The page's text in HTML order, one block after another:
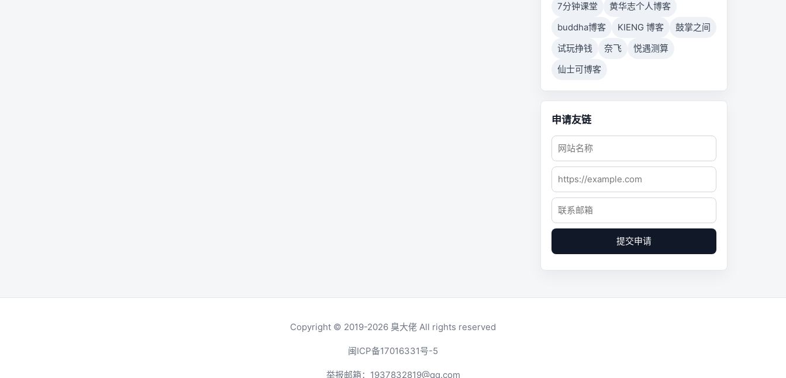
7分钟课堂
黄华志个人博客
buddha博客
KIENG 博客
鼓掌之间
试玩挣钱
奈飞
悦遇测算
仙士可博客
申请友链
提交申请
Copyright © 2019-2026 臭大佬 All rights reserved
闽ICP备17016331号-5
举报邮箱： 1937832819@qq.com